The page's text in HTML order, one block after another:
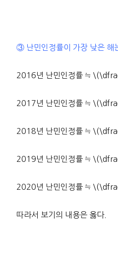
③ 난민인정률이 가장 낮은 해
2016년 난민인정률 ≒
2017년 난민인정률 ≒
2018년 난민인정률 ≒
2019년 난민인정률 ≒
2020년 난민인정률 ≒
따라서 보기의 내용은 옳다.